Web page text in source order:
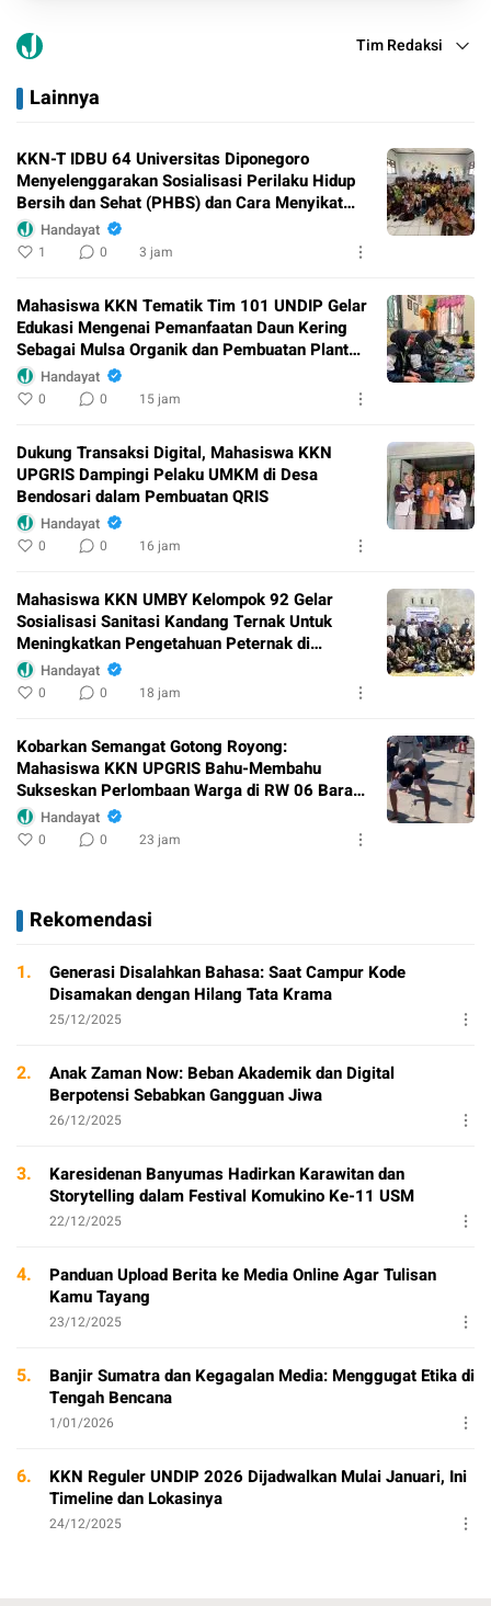
Tim Redaksi
Lainnya
KKN-T IDBU 64 Universitas Diponegoro
Menyelenggarakan Sosialisasi Perilaku Hidup
Bersih dan Sehat (PHBS) dan Cara Menyikat
Gigi yang Baik dan Benar di SD Negeri Kenep
03
Handayat
1 0 3 jam
Mahasiswa KKN Tematik Tim 101 UNDIP Gelar
Edukasi Mengenai Pemanfaatan Daun Kering
Sebagai Mulsa Organik dan Pembuatan Plant
Growth Promoting Rhizobacteria (PGPR) di
Lingkungan Kampung Perbalan Kelurahan
Handayat
0 0 15 jam
Dukung Transaksi Digital, Mahasiswa KKN
UPGRIS Dampingi Pelaku UMKM di Desa
Bendosari dalam Pembuatan QRIS
Handayat
0 0 16 jam
Mahasiswa KKN UMBY Kelompok 92 Gelar
Sosialisasi Sanitasi Kandang Ternak Untuk
Meningkatkan Pengetahuan Peternak di
Padukuhan Salam
Handayat
0 0 18 jam
Kobarkan Semangat Gotong Royong:
Mahasiswa KKN UPGRIS Bahu-Membahu
Sukseskan Perlombaan Warga di RW 06 Baran
JurangHandayat
0 0 23 jam
Rekomendasi
1.
Generasi Disalahkan Bahasa: Saat Campur Kode
Disamakan dengan Hilang Tata Krama
25/12/2025
2.
Anak Zaman Now: Beban Akademik dan Digital
Berpotensi Sebabkan Gangguan Jiwa
26/12/2025
3.
Karesidenan Banyumas Hadirkan Karawitan dan
Storytelling dalam Festival Komukino Ke-11 USM
22/12/2025
4.
Panduan Upload Berita ke Media Online Agar Tulisan
Kamu Tayang
23/12/2025
5.
Banjir Sumatra dan Kegagalan Media: Menggugat Etika di
Tengah Bencana
1/01/2026
6.
KKN Reguler UNDIP 2026 Dijadwalkan Mulai Januari, Ini
Timeline dan Lokasinya
24/12/2025